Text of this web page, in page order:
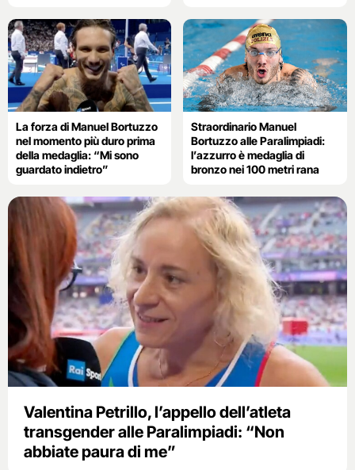
La forza di Manuel Bortuzzo
nel momento più duro prima
della medaglia: “Mi sono
guardato indietro”
Straordinario Manuel
Bortuzzo alle Paralimpiadi:
l’azzurro è medaglia di
bronzo nei 100 metri rana
Valentina Petrillo, l’appello dell’atleta
transgender alle Paralimpiadi: “Non
abbiate paura di me”